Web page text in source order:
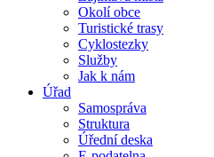
Okolí obce
Turistické trasy
Cyklostezky
Služby
Jak k nám
Úřad
Samospráva
Struktura
Úřední deska